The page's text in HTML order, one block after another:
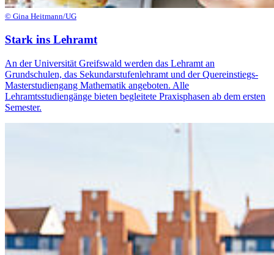
© Gina Heitmann/UG
Stark ins Lehramt
An der Universität Greifswald werden das Lehramt an
Grundschulen, das Sekundarstufenlehramt und der Quereinstiegs-
Masterstudiengang Mathematik angeboten. Alle
Lehramtsstudiengänge bieten begleitete Praxisphasen ab dem ersten
Semester.